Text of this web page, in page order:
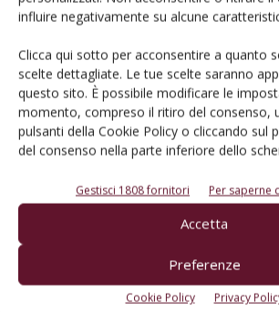
influire negativamente su alcune
Clicca qui sotto per acconsentire a quanto
scelte dettagliate. Le tue scelte saranno
questo sito. È possibile modificare le
momento, compreso il ritiro del consenso,
pulsanti della Cookie Policy o cliccando sul
del consenso nella parte inferiore dello
Gestisci 1808 fornitori Per saperne
Accetta
Preferenze
Cookie Policy Privacy
Salva il mio nome, email e sito web in
prossima volta che commento.
E-magazine
Tecniche, prodotti e servizi dalle aziende